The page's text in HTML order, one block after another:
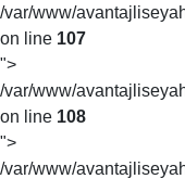
/var/www/
on line 107
">
/var/www/
on line 108
">
/var/www/